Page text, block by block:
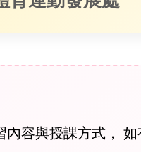
容與授課方式， 如